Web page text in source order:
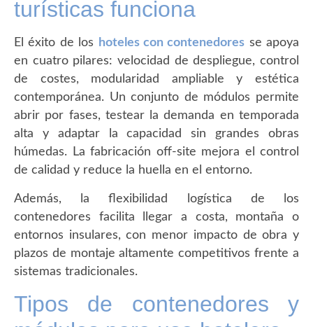
turísticas funciona
El éxito de los hoteles con contenedores se apoya
en cuatro pilares: velocidad de despliegue, control
de costes, modularidad ampliable y estética
contemporánea. Un conjunto de módulos permite
abrir por fases, testear la demanda en temporada
alta y adaptar la capacidad sin grandes obras
húmedas. La fabricación off-site mejora el control
de calidad y reduce la huella en el entorno.
Además, la flexibilidad logística de los
contenedores facilita llegar a costa, montaña o
entornos insulares, con menor impacto de obra y
plazos de montaje altamente competitivos frente a
sistemas tradicionales.
Tipos de contenedores y